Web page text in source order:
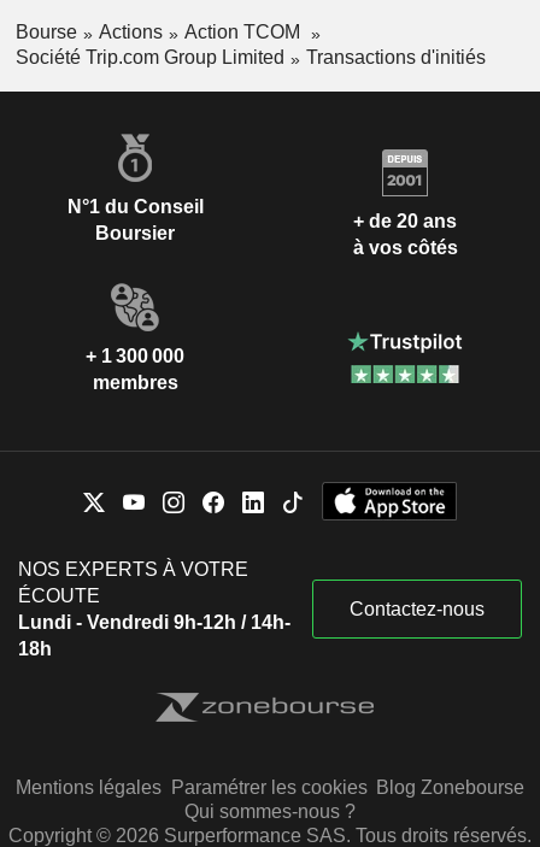
Bourse Actions
Action TCOM
Société Trip.com Group Limited
Transactions d'initiés
N°1 du Conseil
Boursier
+ de 20 ans
à vos côtés
+ 1 300 000
membres
NOS EXPERTS À VOTRE
ÉCOUTE
Lundi - Vendredi 9h-12h / 14h-
18h
Contactez-nous
Mentions légales Paramétrer les cookies Blog Zonebourse
Qui sommes-nous ?
Copyright © 2026 Surperformance SAS. Tous droits réservés.